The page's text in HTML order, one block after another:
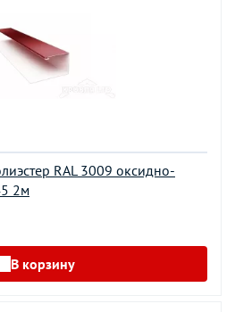
RAL 3009 оксидно-
2м
В корзину